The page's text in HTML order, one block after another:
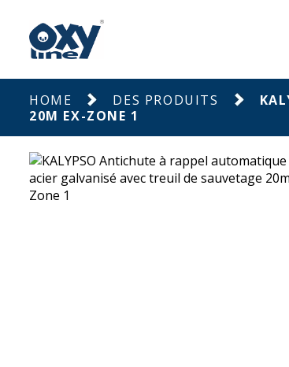
HOME DES PRODUITS
20M EX-ZONE 1